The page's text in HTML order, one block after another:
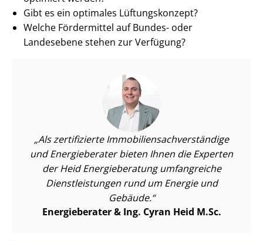
Gibt es ein optimales Lüftungskonzept?
Welche Fördermittel auf Bundes- oder
Landesebene stehen zur Verfügung?
Als zertifizierte Im­mo­bi­li­en­sach­ver­stän­di­ge
und Energieberater bieten Ihnen die Experten
der Heid Energieberatung umfangreiche
Dienst­leis­tun­gen rund um Energie und
Gebäude.
Energieberater & Ing. Cyran Heid M.Sc.